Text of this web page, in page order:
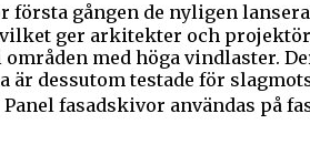
gången de nyligen
ger arkitekter och
med höga vindlaster.
är dessutom testade för
Panel fasadskivor användas på